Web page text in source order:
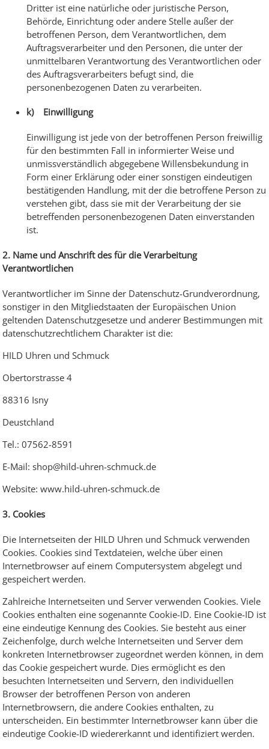
Dritter ist eine natürliche oder juristische Person,
Behörde, Einrichtung oder andere Stelle außer der
betroffenen Person, dem Verantwortlichen, dem
Auftragsverarbeiter und den Personen, die unter der
unmittelbaren Verantwortung des Verantwortlichen oder
des Auftragsverarbeiters befugt sind, die
personenbezogenen Daten zu verarbeiten.
k) Einwilligung
Einwilligung ist jede von der betroffenen Person freiwillig
für den bestimmten Fall in informierter Weise und
unmissverständlich abgegebene Willensbekundung in
Form einer Erklärung oder einer sonstigen eindeutigen
bestätigenden Handlung, mit der die betroffene Person zu
verstehen gibt, dass sie mit der Verarbeitung der sie
betreffenden personenbezogenen Daten einverstanden
ist.
2. Name und Anschrift des für die Verarbeitung
Verantwortlichen
Verantwortlicher im Sinne der Datenschutz-Grundverordnung,
sonstiger in den Mitgliedstaaten der Europäischen Union
geltenden Datenschutzgesetze und anderer Bestimmungen mit
datenschutzrechtlichem Charakter ist die:
HILD Uhren und Schmuck
Obertorstrasse 4
88316 Isny
Deustchland
Tel.: 07562-8591
E-Mail: shop@hild-uhren-schmuck.de
Website: www.hild-uhren-schmuck.de
3. Cookies
Die Internetseiten der HILD Uhren und Schmuck verwenden
Cookies. Cookies sind Textdateien, welche über einen
Internetbrowser auf einem Computersystem abgelegt und
gespeichert werden.
Zahlreiche Internetseiten und Server verwenden Cookies. Viele
Cookies enthalten eine sogenannte Cookie-ID. Eine Cookie-ID ist
eine eindeutige Kennung des Cookies. Sie besteht aus einer
Zeichenfolge, durch welche Internetseiten und Server dem
konkreten Internetbrowser zugeordnet werden können, in dem
das Cookie gespeichert wurde. Dies ermöglicht es den
besuchten Internetseiten und Servern, den individuellen
Browser der betroffenen Person von anderen
Internetbrowsern, die andere Cookies enthalten, zu
unterscheiden. Ein bestimmter Internetbrowser kann über die
eindeutige Cookie-ID wiedererkannt und identifiziert werden.